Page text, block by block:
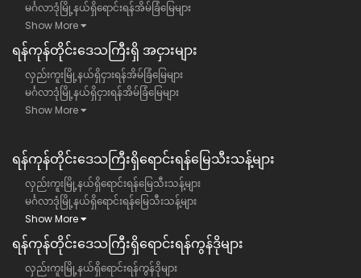
မင်္ဂလာဒုံမြို့နယ်ရှိရောင်းရန်အိမ်ခြံမြေများ
Show More
ရန်​ကုန်တိုင်းဒေသကြီး​ရှိ အငှားများ
လှည်းကူးမြို့နယ်ရှိငှားရန်အိမ်ခြံမြေများ
မင်္ဂလာဒုံမြို့နယ်ရှိငှားရန်အိမ်ခြံမြေများ
Show More
ရန်ကုန်တိုင်းဒေသကြီး​ရှိရောင်းရန်မြေသီးသန့်များ
လှည်းကူးမြို့နယ်ရှိရောင်းရန်မြေသီးသန့်များ
မင်္ဂလာဒုံမြို့နယ်ရှိရောင်းရန်မြေသီးသန့်များ
Show More
ရန်ကုန်တိုင်းဒေသကြီး​ရှိရောင်းရန်ကွန်ဒိုများ
လှည်းကူးမြို့နယ်ရှိရောင်းရန်ကွန်ဒိုများ